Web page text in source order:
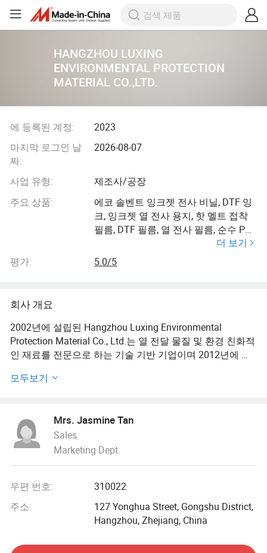
HANGZHOU LUXING
ENVIRONMENTAL PROTECTION
MATERIAL CO.,LTD.
에 등록된 계정:
2023
마지막 로그인 날
짜:
2026-08-07
사업 유형:
제조사/공장
주요 상품:
에코 솔벤트 잉크젯 전사 비닐, DTF 잉
크, 잉크젯 열 전사 용지, 핫 멜트 접착
필름, DTF 필름, 열 전사 필름, 순수 PU
더 보기
평가:
5.0/5
회사 개요
2002년에 설립된 Hangzhou Luxing Environmental
Protection Material Co., Ltd.는 열 전달 물질 및 환경 친화적
인 재료를 전문으로 하는 기술 기반 기업이며 2012년에 처
다. 우리 회사는 소비자의 요구를 충족시키기 위해 "신제품
의 연구 및 개발" 원칙을 고수하고 있습니다. 우리는 탁월한
독립 과학 및 기술 혁신 능력을 가진 뛰어난 연구 개발 팀을
형성했다. 다양한 분석 기기와 합성 장치도 도입되었습니
이 회사의 주요 제품은 디지털 인쇄 재료, 열 전달 물질, 환경
친화적인 재료 및 첨가제입니다. 잉크젯 전송 용지, 에코 용
성공적인 연구 결과입니다. 저희 연구는 Hangzhou Industry
모두보기
Mrs. Jasmine Tan
Sales
Marketing Dept.
우편 번호:
310022
주소:
127 Yonghua Street, Gongshu District,
Hangzhou, Zhejiang, China